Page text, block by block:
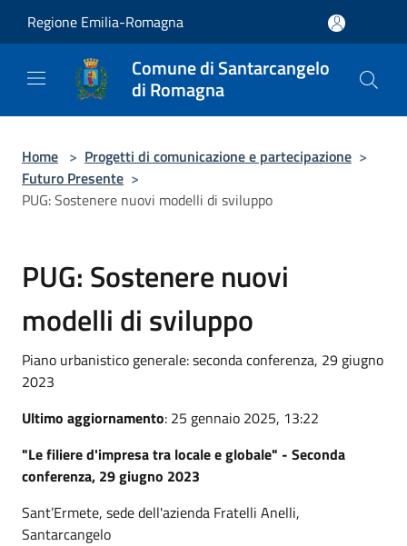
Regione Emilia-Romagna
Comune di Santarcangelo
di Romagna
Home > Progetti di comunicazione e partecipazione >
Futuro Presente >
PUG: Sostenere nuovi modelli di sviluppo
PUG: Sostenere nuovi
modelli di sviluppo
Piano urbanistico generale: seconda conferenza, 29 giugno
2023
Ultimo aggiornamento: 25 gennaio 2025, 13:22
"Le filiere d'impresa tra locale e globale" - Seconda
conferenza, 29 giugno 2023
Sant’Ermete, sede dell'azienda Fratelli Anelli,
Santarcangelo